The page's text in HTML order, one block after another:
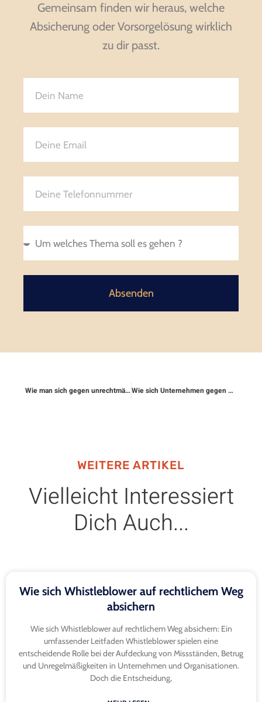
Gemeinsam finden wir heraus, welche
Absicherung oder Vorsorgelösung wirklich
zu dir passt.
Absenden
Wie man sich gegen unrechtmäßige Abschleppkosten schützt Wie sich Unternehmen gegen Rufmord schützen
WEITERE ARTIKEL
Vielleicht Interessiert
Dich Auch...
Wie sich Whistleblower auf rechtlichem Weg
absichern
Wie sich Whistleblower auf rechtlichem Weg absichern: Ein
umfassender Leitfaden Whistleblower spielen eine
entscheidende Rolle bei der Aufdeckung von Missständen, Betrug
und Unregelmäßigkeiten in Unternehmen und Organisationen.
Doch die Entscheidung,